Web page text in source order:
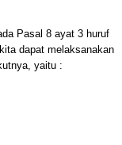
Pasal 8 ayat 3 huruf
dapat melaksanakan
yaitu :